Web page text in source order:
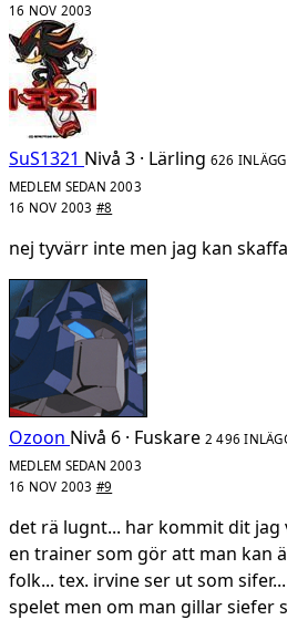
16 NOV 2003
SuS1321 Nivå 3 · Lärling 626 INLÄGG
MEDLEM SEDAN 2003
16 NOV 2003 #8
nej tyvärr inte men jag kan
Ozoon Nivå 6 · Fuskare 2 496
MEDLEM SEDAN 2003
16 NOV 2003 #9
det rä lugnt... har kommit dit jag
en trainer som gör att man kan
folk... tex. irvine ser ut som
spelet men om man gillar siefer